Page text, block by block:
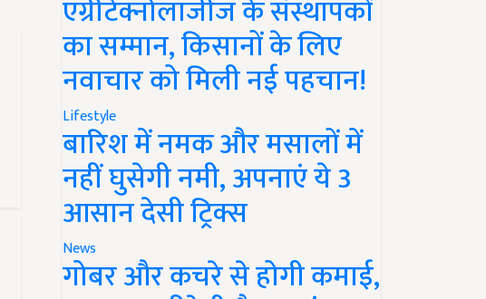
एग्रीटेक्नोलॉजीज के संस्थापकों
का सम्मान, किसानों के लिए
नवाचार को मिली नई पहचान!
Lifestyle
बारिश में नमक और मसालों में
नहीं घुसेगी नमी, अपनाएं ये 3
आसान देसी ट्रिक्स
News
गोबर और कचरे से होगी कमाई,